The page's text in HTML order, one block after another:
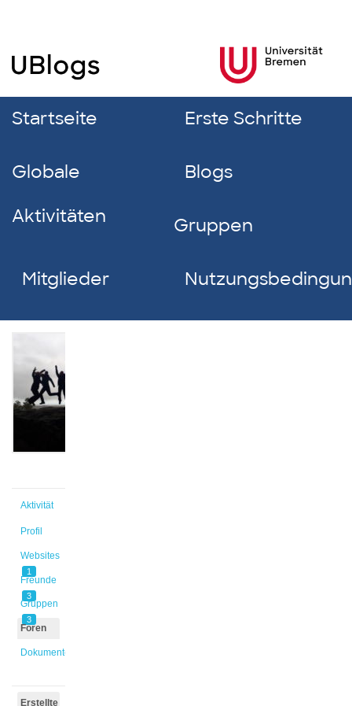
Startseite Erste Schritte
Globale
Aktivitäten
Blogs
Gruppen
Mitglieder
Aktivität
Profil
Websites
1
Freunde
3
Gruppen
3
Foren
Dokumente
Erstellte